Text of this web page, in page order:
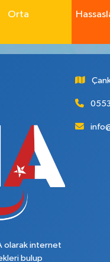
Orta
olarak internet
bulup